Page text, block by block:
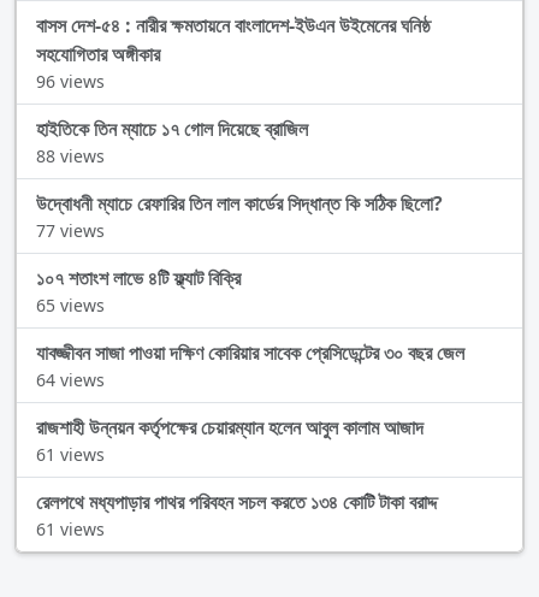
বাসস দেশ-৫৪ : নারীর ক্ষমতায়নে বাংলাদেশ-ইউএন উইমেনের ঘনিষ্ঠ
সহযোগিতার অঙ্গীকার
96 views
হাইতিকে তিন ম্যাচে ১৭ গোল দিয়েছে ব্রাজিল
88 views
উদ্বোধনী ম্যাচে রেফারির তিন লাল কার্ডের সিদ্ধান্ত কি সঠিক ছিলো?
77 views
১০৭ শতাংশ লাভে ৪টি ফ্ল্যাট বিক্রি
65 views
যাবজ্জীবন সাজা পাওয়া দক্ষিণ কোরিয়ার সাবেক প্রেসিডেন্টের ৩০ বছর জেল
64 views
রাজশাহী উন্নয়ন কর্তৃপক্ষের চেয়ারম্যান হলেন আবুল কালাম আজাদ
61 views
রেলপথে মধ্যপাড়ার পাথর পরিবহন সচল করতে ১৩৪ কোটি টাকা বরাদ্দ
61 views